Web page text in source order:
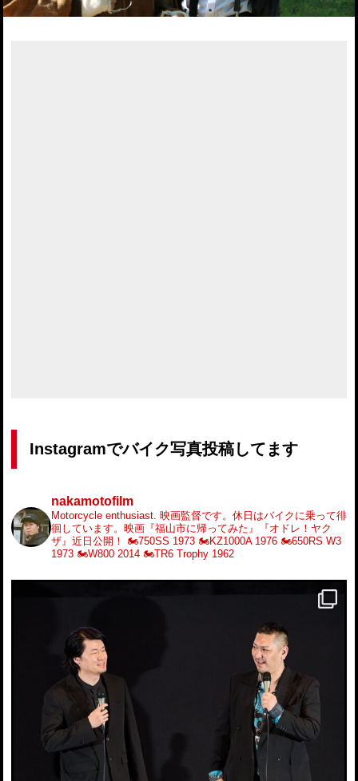
Instagramでバイク写真投稿してます
nakamotofilm
Motorcycle enthusiast. 映画監督です。休日はバイクに乗って徘
徊しています。映画『福山市に帰ってみた』『オドレ！ヤク
ザ』近日公開！
🏍️750SS 1973 🏍️KZ1000A 1976 🏍️650RS W3
1973 🏍️W800 2014 🏍️TR6 Trophy 1962